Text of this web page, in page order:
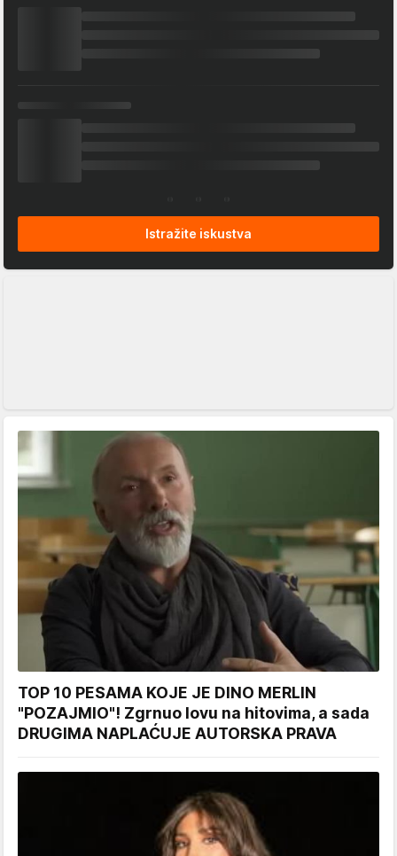
Istražite iskustva
TOP 10 PESAMA KOJE JE DINO MERLIN
"POZAJMIO"! Zgrnuo lovu na hitovima, a sada
DRUGIMA NAPLAĆUJE AUTORSKA PRAVA